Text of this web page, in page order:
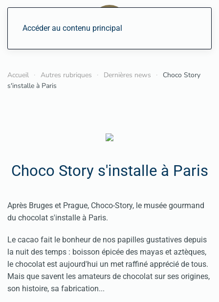
Accéder au contenu principal
Accueil Autres rubriques Dernières news
Choco Story
s'installe à Paris
Choco Story s'installe à Paris
Après Bruges et Prague, Choco-Story, le musée gourmand
du chocolat s'installe à Paris.
Le cacao fait le bonheur de nos papilles gustatives depuis
la nuit des temps : boisson épicée des mayas et aztèques,
le chocolat est aujourd'hui un met raffiné apprécié de tous.
Mais que savent les amateurs de chocolat sur ses origines,
son histoire, sa fabrication...